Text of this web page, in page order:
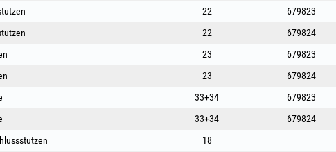
22 679823
22 679824
23 679823
23 679824
33+34 679823
33+34 679824
18